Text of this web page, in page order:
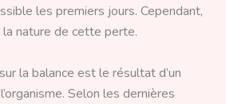
les premiers jours. Cependant,
nature de cette perte.
la balance est le résultat d’un
Selon les dernières